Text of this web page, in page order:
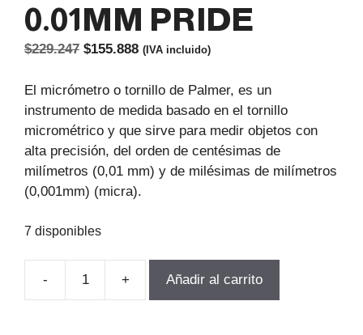
0.01MM PRIDE
$229.247 El
original
era:
$229.247.
$155.888El
actual
es:
$155.888.
(IVA incluido)
El micrómetro o tornillo de Palmer, es un
instrumento de medida basado en el tornillo
micrométrico y que sirve para medir objetos con
alta precisión, del orden de centésimas de
milímetros (0,01 mm) y de milésimas de milímetros
(0,001mm) (micra).
7 disponibles
-
MICROMETRO
+ Añadir al carrito